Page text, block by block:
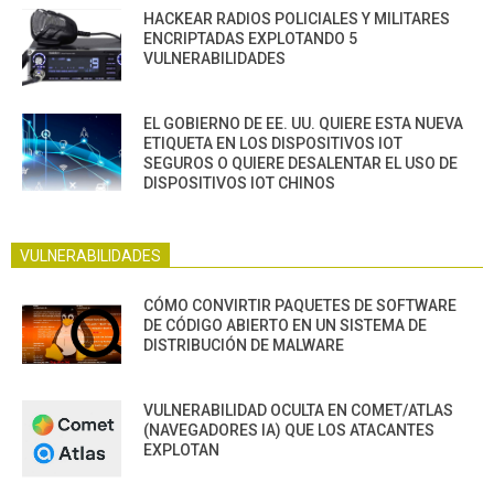
HACKEAR RADIOS POLICIALES Y MILITARES
ENCRIPTADAS EXPLOTANDO 5
VULNERABILIDADES
EL GOBIERNO DE EE. UU. QUIERE ESTA NUEVA
ETIQUETA EN LOS DISPOSITIVOS IOT
SEGUROS O QUIERE DESALENTAR EL USO DE
DISPOSITIVOS IOT CHINOS
VULNERABILIDADES
CÓMO CONVIRTIR PAQUETES DE SOFTWARE
DE CÓDIGO ABIERTO EN UN SISTEMA DE
DISTRIBUCIÓN DE MALWARE
VULNERABILIDAD OCULTA EN COMET/ATLAS
(NAVEGADORES IA) QUE LOS ATACANTES
EXPLOTAN